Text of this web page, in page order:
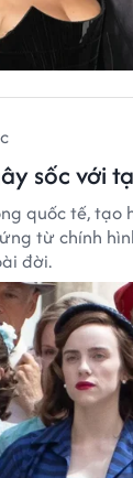
sốc với
quốc tế, tạo
từ chính
đời.